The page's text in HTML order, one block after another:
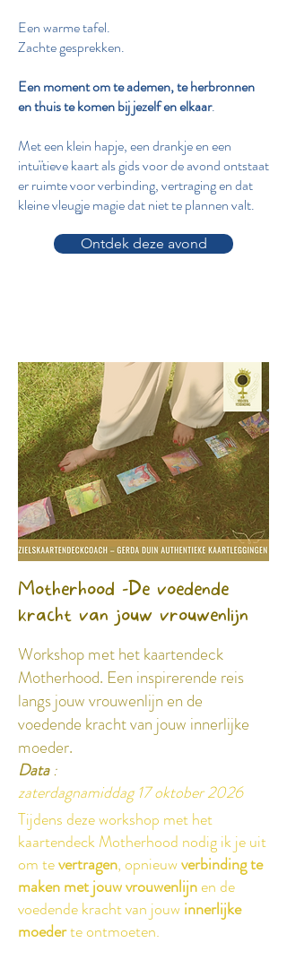
Een warme tafel.
Zachte gesprekken.
Een moment om te ademen, te herbronnen
en thuis te komen bij jezelf en elkaar.
Met een klein hapje, een drankje en een
intuïtieve kaart als gids voor de avond ontstaat
er ruimte voor verbinding, vertraging en dat
kleine vleugje magie dat niet te plannen valt.
Ontdek deze avond
Motherhood -De voedende
kracht van jouw vrouwenlijn
Workshop met het kaartendeck
Motherhood. Een inspirerende reis
langs jouw vrouwenlijn en de
voedende kracht van jouw innerlijke
moeder.
Data​:
zaterdagnamiddag 17 oktober 2026
Tijdens deze workshop met het
kaartendeck Motherhood nodig ik je uit
om tevertragen, opnieuwverbinding te
maken met jouw vrouwenlijnen de
voedende kracht van jouwinnerlijke
moederte ontmoeten.